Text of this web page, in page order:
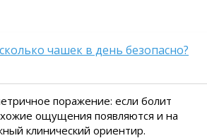
чашек в день безопасно?
поражение: если болит
ощущения появляются и на
клинический ориентир.